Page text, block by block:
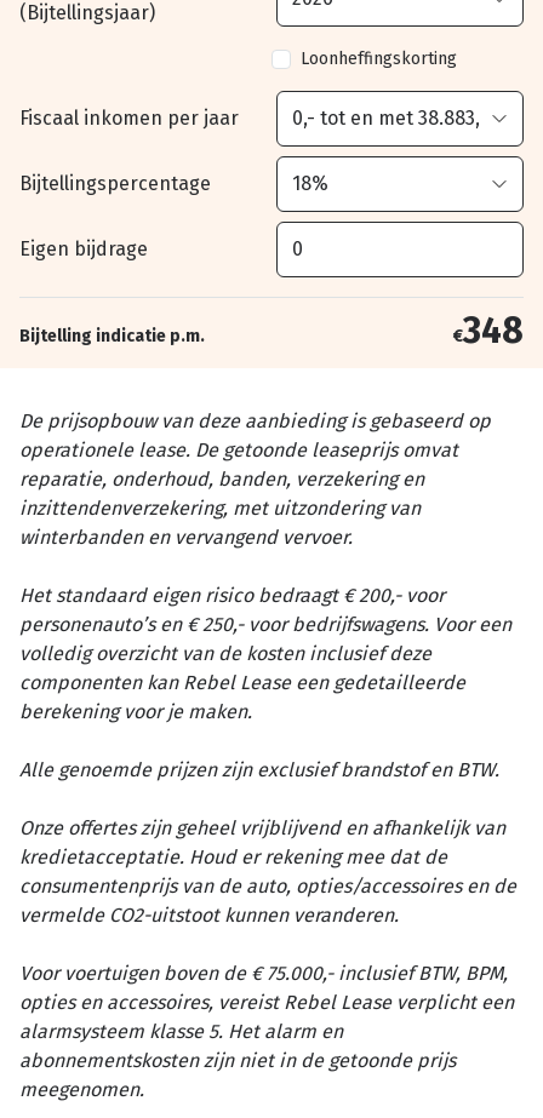
(Bijtellingsjaar)
Loonheffingskorting
Fiscaal inkomen per jaar
Bijtellingspercentage
Eigen bijdrage
Bijtelling indicatie p.m. €348
De prijsopbouw van deze aanbieding is gebaseerd op
operationele lease. De getoonde leaseprijs omvat
reparatie, onderhoud, banden, verzekering en
inzittendenverzekering, met uitzondering van
winterbanden en vervangend vervoer.
Het standaard eigen risico bedraagt € 200,- voor
personenauto’s en € 250,- voor bedrijfswagens. Voor een
volledig overzicht van de kosten inclusief deze
componenten kan Rebel Lease een gedetailleerde
berekening voor je maken.
Alle genoemde prijzen zijn exclusief brandstof en BTW.
Onze offertes zijn geheel vrijblijvend en afhankelijk van
kredietacceptatie. Houd er rekening mee dat de
consumentenprijs van de auto, opties/accessoires en de
vermelde CO2-uitstoot kunnen veranderen.
Voor voertuigen boven de € 75.000,- inclusief BTW, BPM,
opties en accessoires, vereist Rebel Lease verplicht een
alarmsysteem klasse 5. Het alarm en
abonnementskosten zijn niet in de getoonde prijs
meegenomen.